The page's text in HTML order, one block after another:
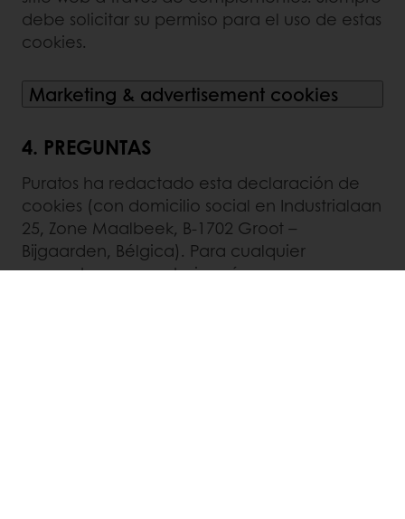
debe solicitar su permiso para el uso de estas
cookies.
Marketing & advertisement cookies
4. PREGUNTAS
Puratos ha redactado esta declaración de
cookies (con domicilio social en Industrialaan
25, Zone Maalbeek, B-1702 Groot –
Bijgaarden, Bélgica). Para cualquier
pregunta o comentario, póngase en